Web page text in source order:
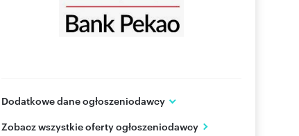
Dodatkowe dane ogłoszeniodawcy
Warszawa
Zobacz wszystkie oferty ogłoszeniodawcy